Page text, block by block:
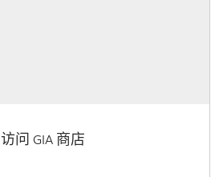
访问 GIA 商店